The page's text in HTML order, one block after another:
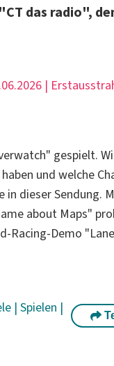
das radio",
|
gespielt.
und welche
dieser Sendung.
about Maps"
Racing-Demo
|Spielen |